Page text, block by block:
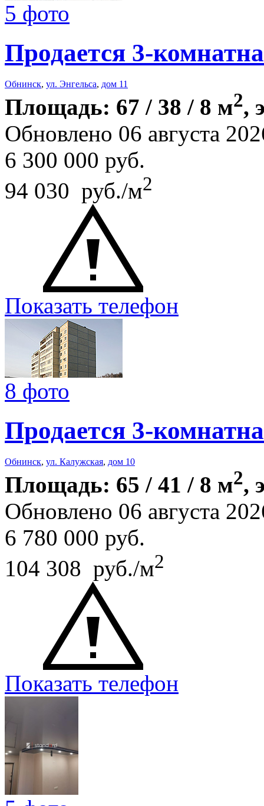
5 фото
Продается 3-
Обнинск, ул. Энгельса, дом 11
Площадь: 67 / 38 / 8 м2,
Обновлено 06 августа
6 300 000 руб.
94 030 руб./м2
Показать телефон
8 фото
Продается 3-
Обнинск, ул. Калужская, дом 10
Площадь: 65 / 41 / 8 м2,
Обновлено 06 августа
6 780 000 руб.
104 308 руб./м2
Показать телефон